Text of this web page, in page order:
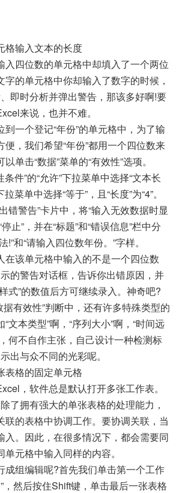
格输入文本的长度
入四位数的单元格中却填入了一个两位
的单元格中你却输入了数字的时候，
即时分析并弹出警告，那该多好啊!要
来说，也并不难。
一个登记“年份”的单元格中，为了输
便，我们希望“年份”都用一个四位数来
单击“数据”菜单的“有效性”选项。
条件”的“允许”下拉菜单中选择“文本长
菜单中选择“等于”，且“长度”为“4”。
错警告”卡片中，将“输入无效数据时显
止”，并在“标题”和“错误信息”栏中分
!”和“请输入四位数年份。”字样。
在该单元格中输入的不是一个四位数
的警告对话框，告诉你出错原因，并
式”的数值后方可继续录入。神奇吧?
有效性”判断中，还有许多特殊类型的
文本类型”啊，“序列大小”啊，“时间远
何不自作主张，自己设计一种检测标
出与众不同的光彩呢。
表格的固定单元格
，软件总是默认打开多张工作表。
了拥有强大的单张表格的处理能力，
联的表格中协调工作。要协调关联，当
入。因此，在很多情况下，都会需要同
元格中输入同样的内容。
成组编辑呢?首先我们单击第一个工作
，然后按住Shift键，单击最后一张表格